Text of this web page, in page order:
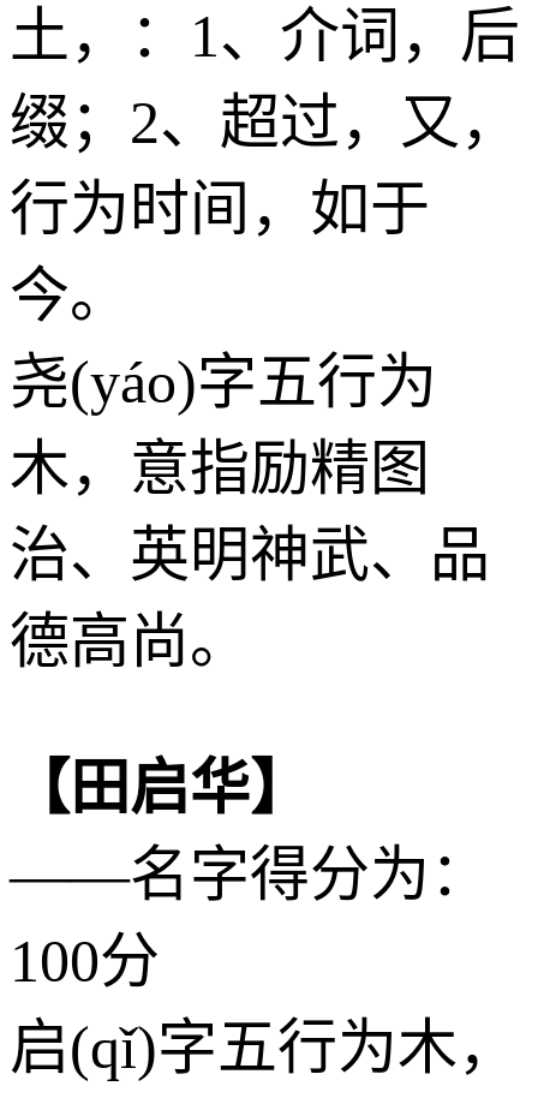
土，：1、介词，后
缀；2、超过，又，
行为时间，如于
今。
尧(yáo)字五行为
木，意指励精图
治、英明神武、品
德高尚。
【田启华】
——名字得分为：
100分
启(qǐ)字五行为木，